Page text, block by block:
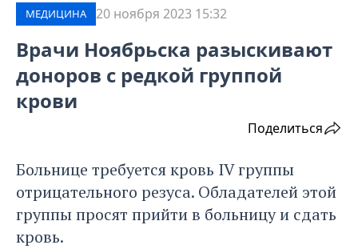
МЕДИЦИНА 20 ноября 2023 15:32
Врачи Ноябрьска разыскивают
доноров с редкой группой
крови
Поделиться
Больнице требуется кровь IV группы
отрицательного резуса. Обладателей этой
группы просят прийти в больницу и сдать
кровь.